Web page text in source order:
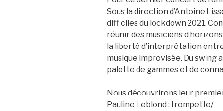
Sous la direction d’Antoine
difficiles du lockdown 2021.
réunir des musiciens
la liberté d’interprétation
musique improvisée. Du swing
palette de gammes et de
Nous découvrirons leur
Pauline Leblond : trompette/